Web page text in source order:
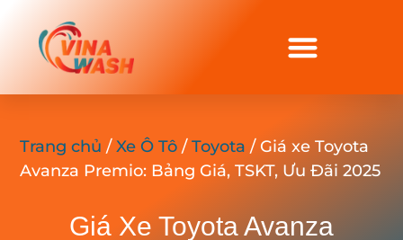
Trang chủ /Xe Ô Tô /Toyota / Giá xe Toyota
Avanza Premio: Bảng Giá, TSKT, Ưu Đãi 2025
Giá Xe Toyota Avanza